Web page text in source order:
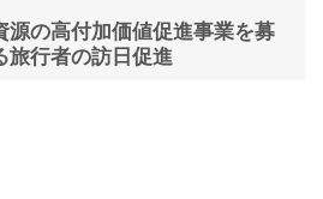
源の高付加価値促進事業を募
行者の訪日促進